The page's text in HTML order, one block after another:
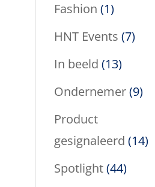
Fashion (1)
HNT Events (7)
In beeld (13)
Ondernemer(9)
Product
gesignaleerd (14)
Spotlight(44)